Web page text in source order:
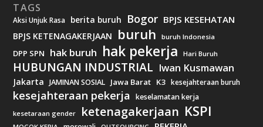
TAGS
Aksi Unjuk Rasa berita buruh Bogor BPJS KESEHATAN
BPJS KETENAGAKERJAAN buruh buruh Indonesia
DPP SPN hak buruh hak pekerja Hari Buruh
HUBUNGAN INDUSTRIAL Iwan Kusmawan
Jakarta JAMINAN SOSIAL Jawa Barat K3 kesejahteraan buruh
kesejahteraan pekerja keselamatan kerja
kesetaraan gender ketenagakerjaan KSPI